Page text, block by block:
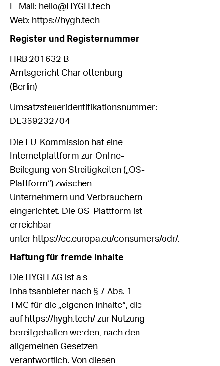
E-Mail: hello@HYGH.tech
Web: https://hygh.tech
Register und Registernummer
HRB 201632 B
Amtsgericht Charlottenburg
(Berlin)
Umsatzsteueridentifikationsnummer:
DE369232704
Die EU-Kommission hat eine
Internetplattform zur Online-
Beilegung von Streitigkeiten („OS-
Plattform“) zwischen
Unternehmern und Verbrauchern
eingerichtet. Die OS-Plattform ist
erreichbar
unter https://ec.europa.eu/consumers/odr/.
Haftung für fremde Inhalte
Die HYGH AG ist als
Inhaltsanbieter nach § 7 Abs. 1
TMG für die „eigenen Inhalte“, die
auf https://hygh.tech/ zur Nutzung
bereitgehalten werden, nach den
allgemeinen Gesetzen
verantwortlich. Von diesen